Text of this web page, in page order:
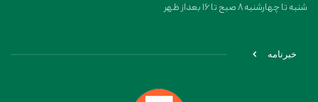
شنبه تا چهارشنبه 8 صبح تا 16 بعداز ظهر
خبرنامه